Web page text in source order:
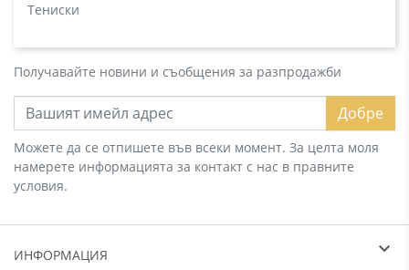
Тениски
Получавайте новини и съобщения за разпродажби
Добре
Можете да се отпишете във всеки момент. За целта моля
намерете информацията за контакт с нас в правните
условия.
ИНФОРМАЦИЯ